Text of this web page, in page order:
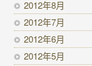
2012年8月
2012年7月
2012年6月
2012年5月